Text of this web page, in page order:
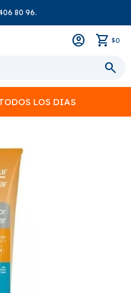
80 96.
$0
LOS DIAS